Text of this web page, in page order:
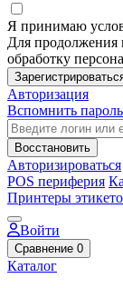
Я принимаю
Для продолжения
обработку
Авторизация
Вспомнить пароль
Восстановить
Авторизироваться
POS периферия
Принтеры
Войти
Сравнение 0
Каталог